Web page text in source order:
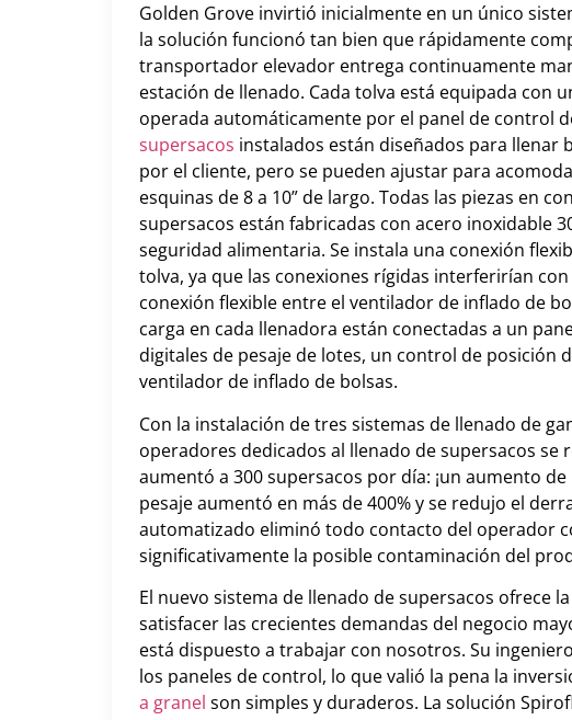
Golden Grove invirtió inicialmente en un único
la solución funcionó tan bien que rápidamente
transportador elevador entrega continuamente
estación de llenado. Cada tolva está equipada con
operada automáticamente por el panel de control
supersacos instalados están diseñados para llenar
por el cliente, pero se pueden ajustar para
esquinas de 8 a 10” de largo. Todas las piezas en
supersacos están fabricadas con acero inoxidable
seguridad alimentaria. Se instala una conexión
tolva, ya que las conexiones rígidas interferirían
conexión flexible entre el ventilador de inflado de
carga en cada llenadora están conectadas a un
digitales de pesaje de lotes, un control de posición
ventilador de inflado de bolsas.
Con la instalación de tres sistemas de llenado de
operadores dedicados al llenado de supersacos se
aumentó a 300 supersacos por día: ¡un aumento
pesaje aumentó en más de 400% y se redujo el
automatizado eliminó todo contacto del operador
significativamente la posible contaminación del
El nuevo sistema de llenado de supersacos ofrece
satisfacer las crecientes demandas del negocio
está dispuesto a trabajar con nosotros. Su
los paneles de control, lo que valió la pena la
a granel son simples y duraderos. La solución